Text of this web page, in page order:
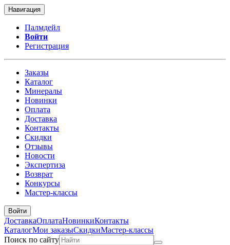
Навигация
Палмдейл
Войти
Регистрация
Заказы
Каталог
Минералы
Новинки
Оплата
Доставка
Контакты
Скидки
Отзывы
Новости
Экспертиза
Возврат
Конкурсы
Мастер-классы
Войти
ДоставкаОплатаНовинкиКонтакты
КаталогМои заказыСкидкиМастер-классы
Поиск по сайту